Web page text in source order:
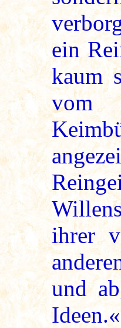
ein
kaum
vom
ihrer
und
Ideen.«